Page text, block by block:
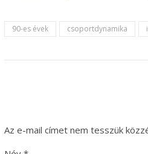
90-es évek csoportdynamika
Az e-mail címet nem tesszük